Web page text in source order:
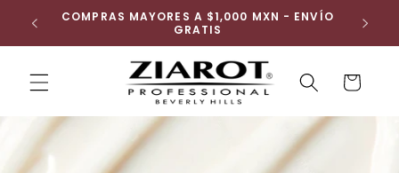
directamenteCOMPRAS MAYORES A $1,000 MXN - ENVÍO
GRATIS
OBTÉN
Buscar Carrito